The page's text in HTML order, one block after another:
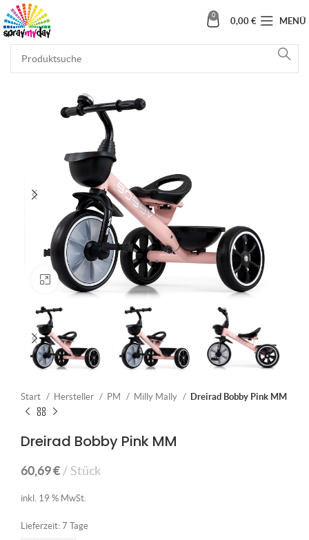
0
0,00 € MENÜ
Klick zum Vergrößern
Start Hersteller PM Milly Mally Dreirad Bobby Pink MM
Dreirad Bobby Pink MM
60,69€ Stück
inkl. 19 % MwSt.
Lieferzeit: 7 Tage